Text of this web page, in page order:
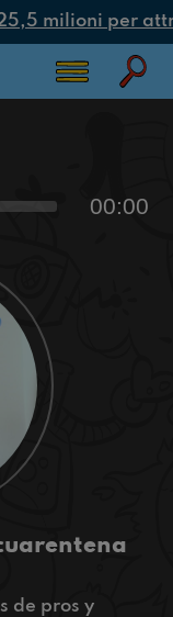
25,5 milioni per
00:00
de pros y